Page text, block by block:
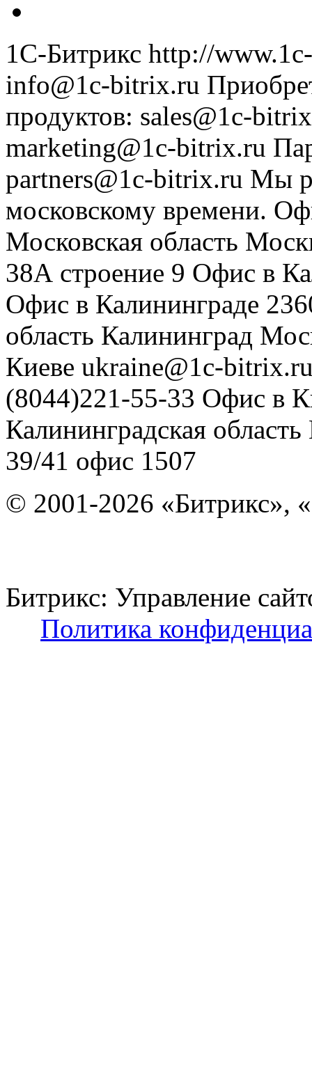
1С-Битрикс http://
info@1c-bitrix.ru
продуктов: sales@1c-
marketing@1c-bitrix.ru
partners@1c-bitrix.ru Мы
московскому времени.
Московская область
38А строение 9 Офис в
Офис в Калининграде
область Калининград
Киеве ukraine@1c-
(8044)221-55-33 Офис в
Калининградская область
39/41 офис 1507
© 2001-2026 «Битрикс»,
Битрикс: Управление
Политика